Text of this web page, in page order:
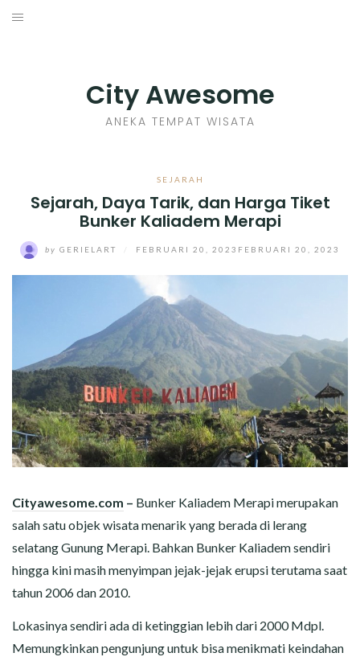
Skip
City Awesome
ANEKA TEMPAT WISATA
SEJARAH
Sejarah, Daya Tarik, dan Harga Tiket
Bunker Kaliadem Merapi
by GERIELART FEBRUARI 20, 2023 FEBRUARI 20, 2023
Cityawesome.com – Bunker Kaliadem Merapi merupakan
salah satu objek wisata menarik yang berada di lerang
selatang Gunung Merapi. Bahkan Bunker Kaliadem sendiri
hingga kini masih menyimpan jejak-jejak erupsi terutama saat
tahun 2006 dan 2010.
Lokasinya sendiri ada di ketinggian lebih dari 2000 Mdpl.
Memungkinkan pengunjung untuk bisa menikmati keindahan
SENI KERAJINAN
INFO GAMES